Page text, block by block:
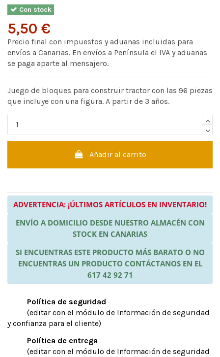
Con stock
5,50 €
Precio final con impuestos y aduanas incluidas para
envíos a Canarias. En envíos a Península el IVA y aduanas
se paga aparte al mensajero.
Juego de bloques para construir tractor con las 96 piezas
que incluye con una figura. A partir de 3 años.
Añadir al carrito
ADVERTENCIA: ¡ÚLTIMOS ARTÍCULOS EN INVENTARIO!
ENVÍO A DOMICILIO DESDE NUESTRO ALMACÉN CON
STOCK EN CANARIAS
SI ENCUENTRAS ESTE PRODUCTO MÁS BARATO O NO
ENCUENTRAS UN PRODUCTO CONTÁCTANOS EN EL
617 42 92 71
Política de seguridad
(editar con el módulo de Información de seguridad
y confianza para el cliente)
Política de entrega
(editar con el módulo de Información de seguridad